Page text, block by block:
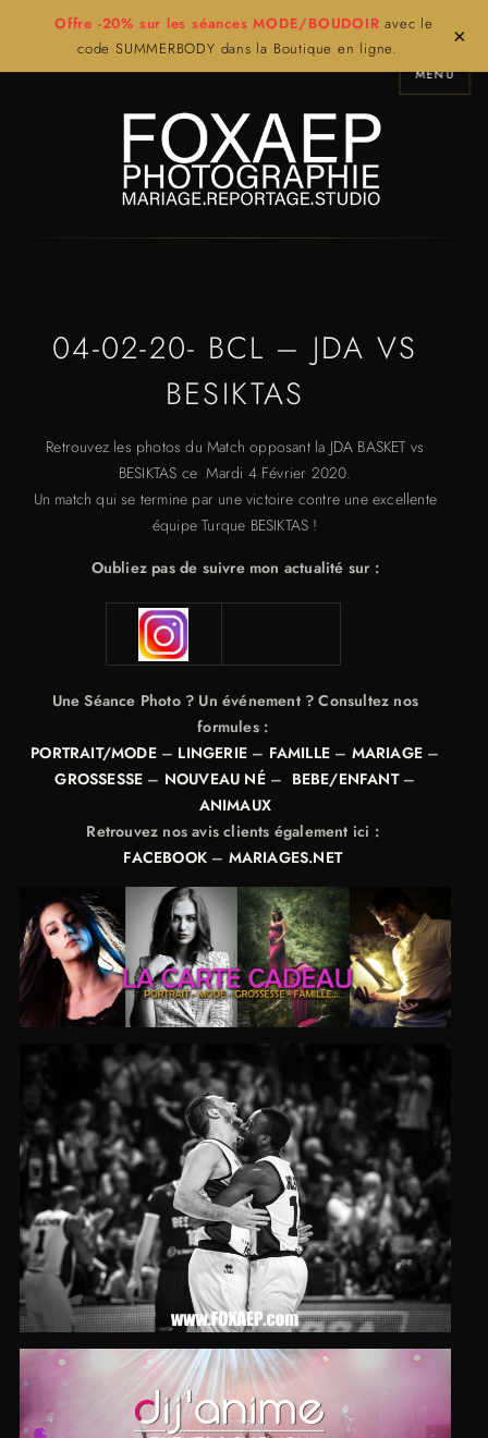
Offre -20% sur les séances MODE/BOUDOIR avec le
code SUMMERBODY dans la Boutique en ligne.
×
MENU
04-02-20- BCL – JDA VS
BESIKTAS
Retrouvez les photos du Match opposant la JDA BASKET vs
BESIKTAS ce Mardi 4 Février 2020.
Un match qui se termine par une victoire contre une excellente
équipe Turque BESIKTAS !
Oubliez pas de suivre mon actualité sur :
Une Séance Photo ? Un événement ? Consultez nos
formules :
PORTRAIT/MODE– LINGERIE– FAMILLE– MARIAGE–
GROSSESSE – NOUVEAU NÉ– BEBE/ENFANT–
ANIMAUX
Retrouvez nos avis clients également ici :
FACEBOOK– MARIAGES.NET